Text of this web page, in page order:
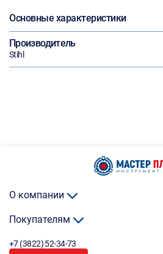
Основные характеристики
Производитель
Stihl
О компании
Покупателям
+7 (3822) 52-34-73